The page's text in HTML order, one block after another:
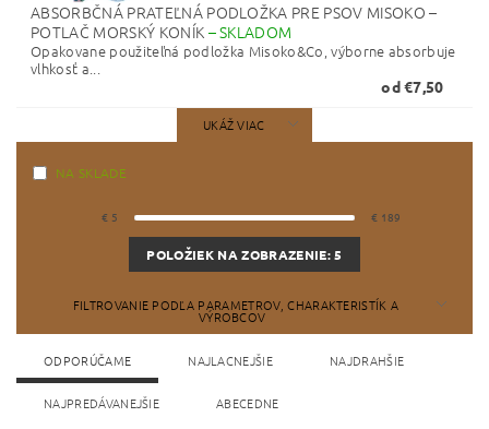
ABSORBČNÁ PRATEĽNÁ PODLOŽKA PRE PSOV MISOKO –
POTLAČ MORSKÝ KONÍK –SKLADOM
Opakovane použiteľná podložka Misoko&Co, výborne absorbuje
vlhkosť a...
od €7,50
UKÁŽ VIAC
NA SKLADE
€ 5 € 189
POLOŽIEK NA ZOBRAZENIE:5
FILTROVANIE PODĽA PARAMETROV, CHARAKTERISTÍK A
VÝROBCOV
ODPORÚČAME NAJLACNEJŠIE NAJDRAHŠIE
NAJPREDÁVANEJŠIE ABECEDNE